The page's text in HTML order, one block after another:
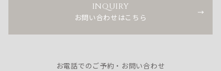
INQUIRY
お問い合わせはこちら
お電話でのご予約・お問い合わせ